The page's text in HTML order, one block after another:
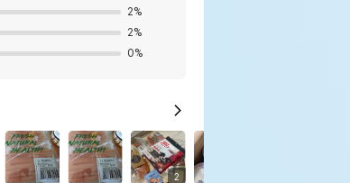
2%
2%
0%
2